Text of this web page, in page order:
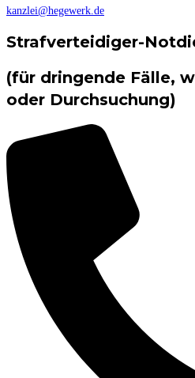
kanzlei@hegewerk.de
Strafverteidiger-
(für dringende Fälle,
oder Durchsuchung)